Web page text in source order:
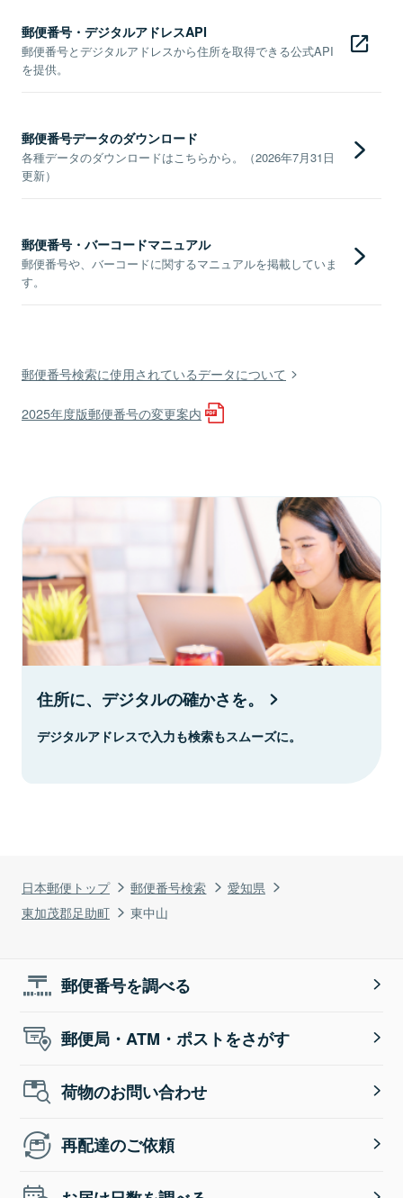
日本郵便トップ 郵便番号検索
愛知県
東加茂郡足助町
東中山
郵便番号・デジタルアドレスAPI
郵便番号とデジタルアドレスから住所を取得できる公式API
を提供。
郵便番号データのダウンロード
各種データのダウンロードはこちらから。（2026年7月31日
更新）
郵便番号・バーコードマニュアル
郵便番号や、バーコードに関するマニュアルを掲載していま
す。
郵便番号検索に使用されているデータについて
2025年度版郵便番号の変更案内
住所に、デジタルの確かさを。
デジタルアドレスで入力も検索もスムーズに。
郵便番号を調べる
郵便局・ATM・ポストをさがす
荷物のお問い合わせ
再配達のご依頼